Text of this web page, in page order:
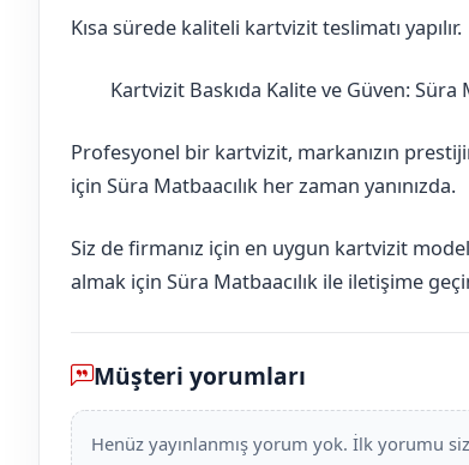
Kısa sürede kaliteli kartvizit teslimatı yapılır.
Kartvizit Baskıda Kalite ve Güven: Süra
Profesyonel bir kartvizit, markanızın
için Süra Matbaacılık her zaman yanınızda.
Siz de firmanız için en uygun kartvizit
almak için Süra Matbaacılık ile iletişime
Müşteri yorumları
Henüz yayınlanmış yorum yok. İlk yorumu siz